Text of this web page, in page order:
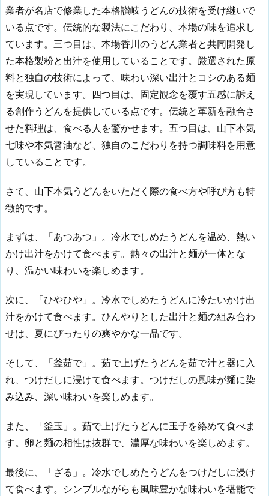
業者が名店で修業した本格讃岐うどんの技術を受け継いで
いる点です。伝統的な製法にこだわり、本場の味を追求し
ています。三つ目は、本場香川のうどん業者と共同開発し
た本格製粉と出汁を使用していることです。厳選された原
料と独自の技術によって、味わい深い出汁とコシのある麺
を実現しています。四つ目は、固定観念を覆す五感に訴え
る創作うどんを提供している点です。伝統と革新を融合さ
せた料理は、食べる人を驚かせます。五つ目は、山下本気
七味や本気醤油など、独自のこだわりを持つ調味料を用意
していることです。
さて、山下本気うどんをいただく際の食べ方や呼び方も特
徴的です。
まずは、「あつあつ」。冷水でしめたうどんを温め、熱い
かけ出汁をかけて食べます。熱々の出汁と麺が一体とな
り、温かい味わいを楽しめます。
次に、「ひやひや」。冷水でしめたうどんに冷たいかけ出
汁をかけて食べます。ひんやりとした出汁と麺の組み合わ
せは、夏にぴったりの爽やかな一品です。
そして、「釜茹で」。茹で上げたうどんを茹で汁と器に入
れ、つけだしに浸けて食べます。つけだしの風味が麺に染
み込み、深い味わいを楽しめます。
また、「釜玉」。茹で上げたうどんに玉子を絡めて食べま
す。卵と麺の相性は抜群で、濃厚な味わいを楽しめます。
最後に、「ざる」。冷水でしめたうどんをつけだしに浸け
て食べます。シンプルながらも風味豊かな味わいを堪能で